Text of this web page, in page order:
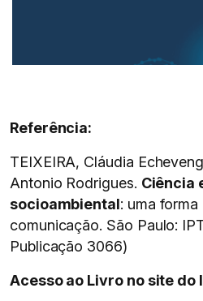
Referência:
TEIXEIRA, Cláudia
Antonio Rodrigues. Ciência
socioambiental: uma
comunicação. São Paulo:
Publicação 3066)
Acesso ao Livro no site do